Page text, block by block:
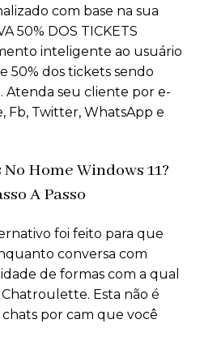
com base na sua
50% DOS TICKETS
inteligente ao usuário
50% dos tickets sendo
Atenda seu cliente por e-
Fb, Twitter, WhatsApp e
Home Windows 11?
A Passo
foi feito para que
conversa com
de formas com a qual
Esta não é
por cam que você